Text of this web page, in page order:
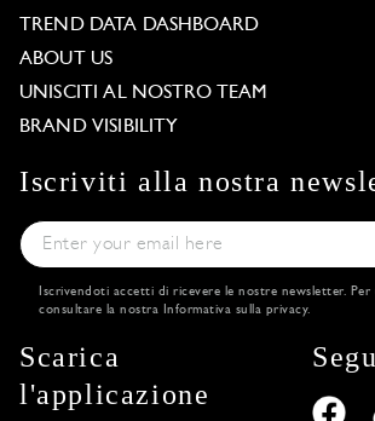
TREND DATA DASHBOARD
ABOUT US
UNISCITI AL NOSTRO TEAM
BRAND VISIBILITY
Iscriviti alla nostra
Iscrivendoti accetti di ricevere le nostre newsletter.
consultare la nostra
Informativa sulla privacy.
Scarica
l'applicazione